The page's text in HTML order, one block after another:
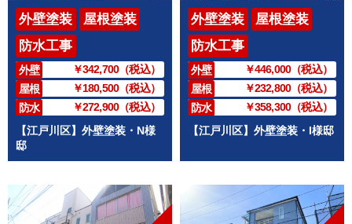
外壁塗装
屋根塗装
防水工事
外壁
￥342,700（税込）
屋根
￥180,500（税込）
防水
￥272,900（税込）
【江戸川区】外壁塗装・N様
邸
外壁塗装
屋根塗装
防水工事
外壁
￥446,000（税込）
屋根
￥232,800（税込）
防水
￥358,300（税込）
【江戸川区】外壁塗装・I様邸